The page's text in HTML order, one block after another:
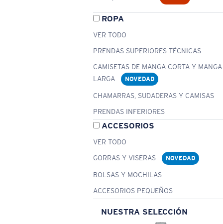
ROPA
VER TODO
PRENDAS SUPERIORES TÉCNICAS
CAMISETAS DE MANGA CORTA Y MANGA
LARGA
NOVEDAD
CHAMARRAS, SUDADERAS Y CAMISAS
PRENDAS INFERIORES
ACCESORIOS
VER TODO
GORRAS Y VISERAS
NOVEDAD
BOLSAS Y MOCHILAS
ACCESORIOS PEQUEÑOS
NUESTRA SELECCIÓN